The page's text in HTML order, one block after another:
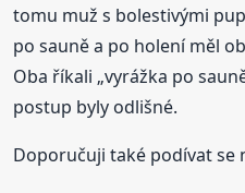
tomu muž s bolestivými
po sauně a po holení měl
Oba říkali „vyrážka po
postup byly odlišné.
Doporučuji také podívat se